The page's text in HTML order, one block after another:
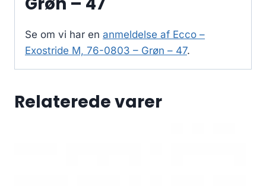
Se om vi har en anmeldelse af Ecco –
Exostride M, 76-0803 – Grøn – 47.
Relaterede varer